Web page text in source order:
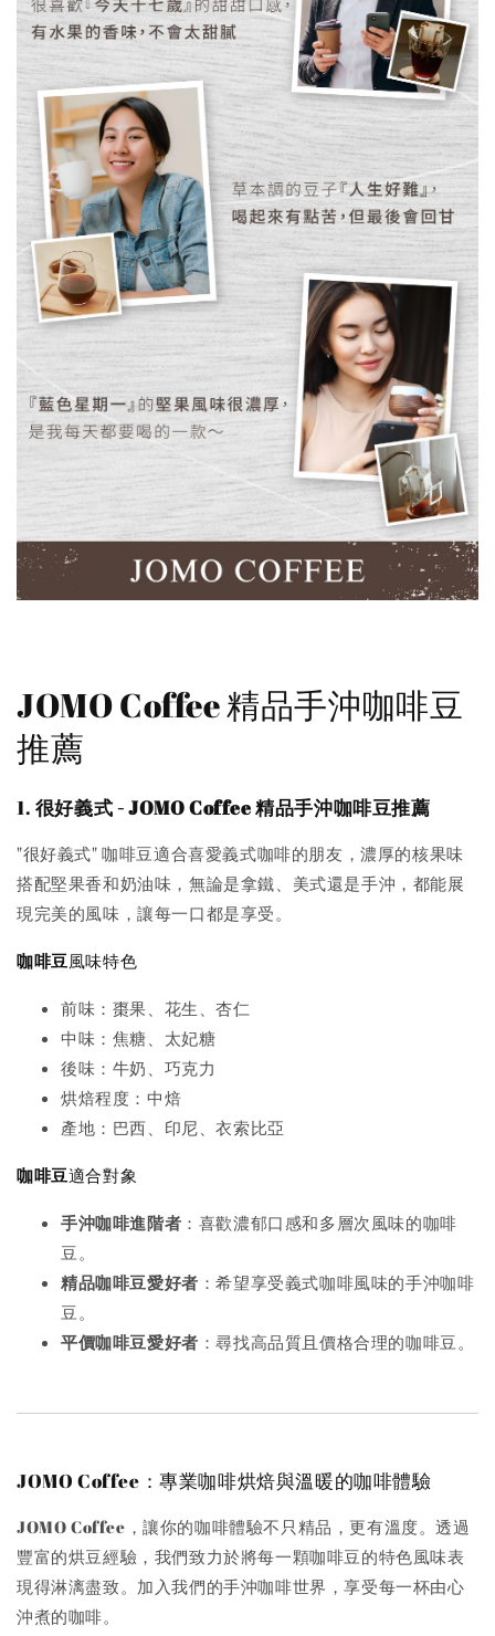
JOMO Coffee 精品手沖咖啡豆
推薦
1. 很好義式 - JOMO Coffee 精品手沖咖啡豆推薦
"很好義式" 咖啡豆適合喜愛義式咖啡的朋友，濃厚的核果味
搭配堅果香和奶油味，無論是拿鐵、美式還是手沖，都能展
現完美的風味，讓每一口都是享受。
咖啡豆風味特色
前味：棗果、花生、杏仁
中味：焦糖、太妃糖
後味：牛奶、巧克力
烘焙程度：中焙
產地：巴西、印尼、衣索比亞
咖啡豆適合對象
手沖咖啡進階者 ：喜歡濃郁口感和多層次風味的咖啡
豆。
精品咖啡豆愛好者 ：希望享受義式咖啡風味的手沖咖啡
豆。
平價咖啡豆愛好者 ：尋找高品質且價格合理的咖啡豆。
JOMO Coffee：專業咖啡烘焙與溫暖的咖啡體驗
JOMO Coffee，讓你的咖啡體驗不只精品，更有溫度。透過
豐富的烘豆經驗，我們致力於將每一顆咖啡豆的特色風味表
現得淋漓盡致。加入我們的手沖咖啡世界，享受每一杯由心
沖煮的咖啡。